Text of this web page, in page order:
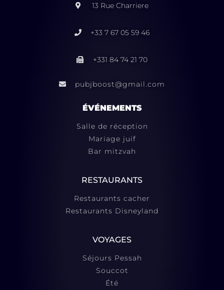
13 Rue Charriere
+33 7 67 05 59 46
+331 84 74 21 70
pubjboost@gmail.com
ÉVÉNEMENTS
Salle de réception
Mariage juif
Bar mitzvah
RESTAURANTS
Restaurants cacher
Restaurants Disneyland
VOYAGES
Séjours Pessah
Souccot
Été